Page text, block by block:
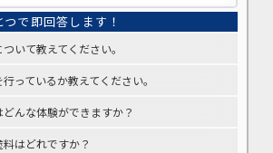
いて教えてください。
っているか教えてください。
んな体験ができますか？
はどれですか？